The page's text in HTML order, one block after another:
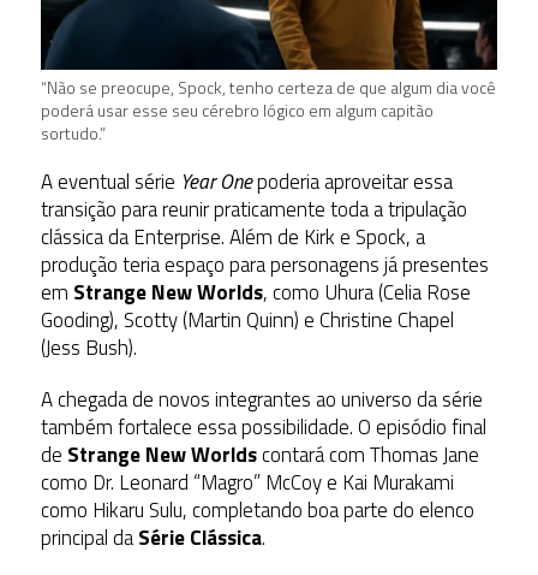
“Não se preocupe, Spock, tenho certeza de que algum dia você
poderá usar esse seu cérebro lógico em algum capitão
sortudo.”
A eventual série Year Onepoderia aproveitar essa
transição para reunir praticamente toda a tripulação
clássica da Enterprise. Além de Kirk e Spock, a
produção teria espaço para personagens já presentes
em Strange New Worlds, como Uhura (Celia Rose
Gooding), Scotty (Martin Quinn) e Christine Chapel
(Jess Bush).
A chegada de novos integrantes ao universo da série
também fortalece essa possibilidade. O episódio final
de Strange New Worldscontará com Thomas Jane
como Dr. Leonard “Magro” McCoy e Kai Murakami
como Hikaru Sulu, completando boa parte do elenco
principal daSérie Clássica.